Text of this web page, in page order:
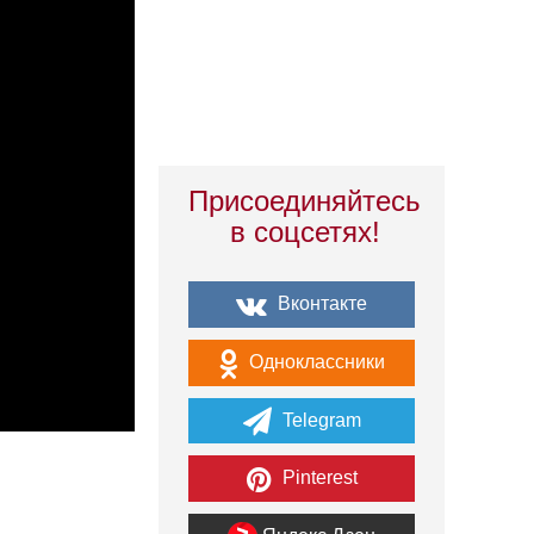
Присоединяйтесь
в соцсетях!
Вконтакте
Одноклассники
Telegram
Pinterest